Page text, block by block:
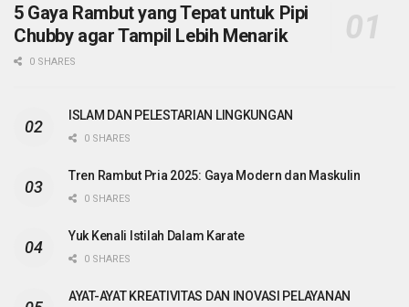
5 Gaya Rambut yang Tepat untuk Pipi
Chubby agar Tampil Lebih Menarik
0 SHARES
ISLAM DAN PELESTARIAN LINGKUNGAN
0 SHARES
Tren Rambut Pria 2025: Gaya Modern dan Maskulin
0 SHARES
Yuk Kenali Istilah Dalam Karate
0 SHARES
AYAT-AYAT KREATIVITAS DAN INOVASI PELAYANAN